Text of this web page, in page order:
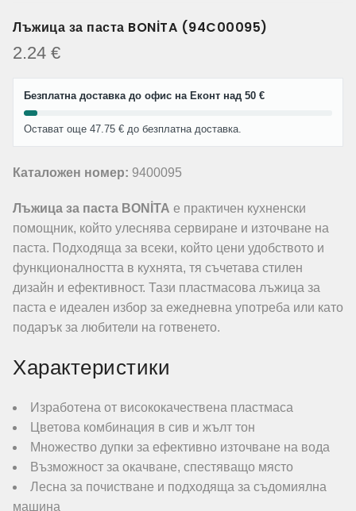
Лъжица за паста BONİTA (94C00095)
2.24 €
Безплатна доставка до офис на Еконт над 50 €
Остават още 47.75 € до безплатна доставка.
Каталожен номер: 9400095
Лъжица за паста BONİTA е практичен кухненски
помощник, който улеснява сервиране и източване на
паста. Подходяща за всеки, който цени удобството и
функционалността в кухнята, тя съчетава стилен
дизайн и ефективност. Тази пластмасова лъжица за
паста е идеален избор за ежедневна употреба или като
подарък за любители на готвенето.
Характеристики
Изработена от висококачествена пластмаса
Цветова комбинация в сив и жълт тон
Множество дупки за ефективно източване на вода
Възможност за окачване, спестяващо място
Лесна за почистване и подходяща за съдомиялна
машина